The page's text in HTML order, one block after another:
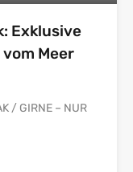
Exklusive
Meer
/ GIRNE – NUR